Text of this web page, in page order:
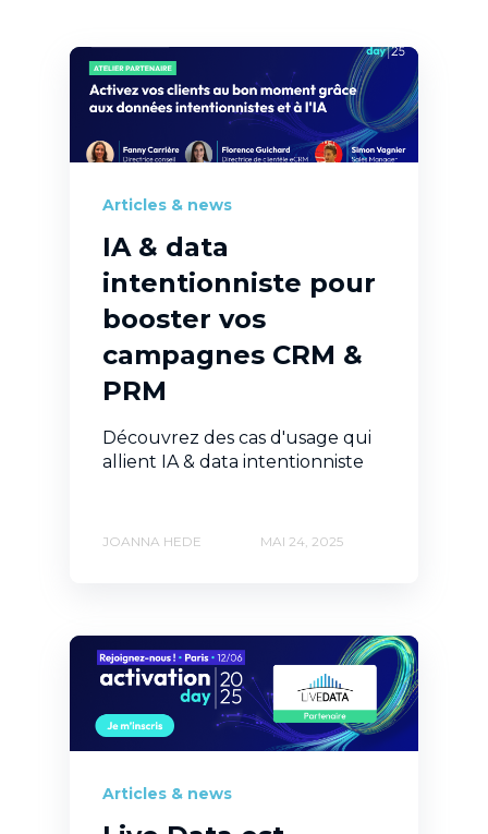
Articles & news
IA & data
intentionniste pour
booster vos
campagnes CRM &
PRM
Découvrez des cas d'usage qui
allient IA & data intentionniste
JOANNA HEDE MAI 24, 2025
Articles & news